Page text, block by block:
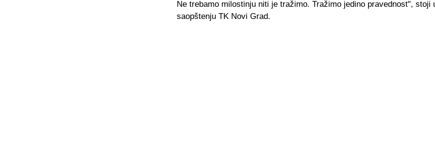
Ne trebamo milostinju niti je tražimo. Tražimo jedino pravednost", stoji
saopštenju TK Novi Grad.